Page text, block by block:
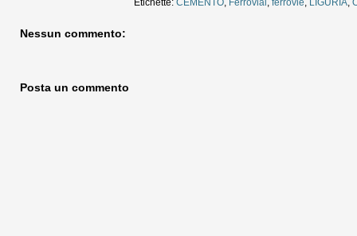
Etichette:CEMENTO, Ferrovial ,ferrovie, LIGURIA,
Nessun commento:
Posta un commento